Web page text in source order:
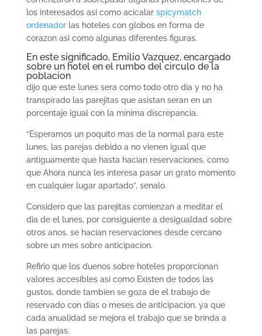
los interesados asi­ como acicalar spicymatch
ordenadorlas hoteles con globos en forma de
corazon asi­ como algunas diferentes figuras.
En este significado, Emilio Vazquez, encargado
sobre un hotel en el rumbo del circulo de la
poblacion
dijo que este lunes sera como todo otro dia y no ha
transpirado las parejitas que asistan seran en un
porcentaje igual con la minima discrepancia.
“Esperamos un poquito mas de la normal para este
lunes, las parejas debido a no vienen igual que
antiguamente que hasta hacian reservaciones, como
que Ahora nunca les interesa pasar un grato momento
en cualquier lugar apartado”, senalo.
Considero que las parejitas comienzan a meditar el
dia de el lunes, por consiguiente a desigualdad sobre
otros anos, se hacian reservaciones desde cercano
sobre un mes sobre anticipacion.
Refirio que los duenos sobre hoteles proporcionan
valores accesibles asi­ como Existen de todos las
gustos, donde tambien se goza de el trabajo de
reservado con dias o meses de anticipacion, ya que
cada anualidad se mejora el trabajo que se brinda a
las parejas.